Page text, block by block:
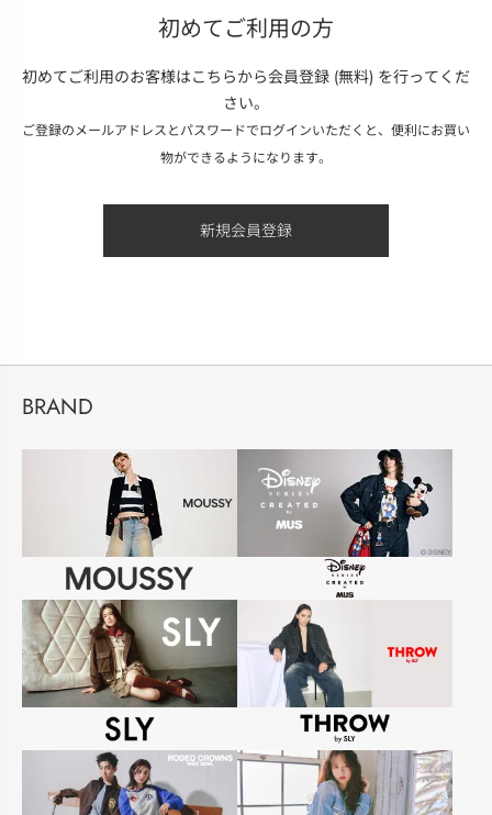
初めてご利用の方
初めてご利用のお客様はこちらから会員登録 (無料) を行ってくだ
さい。
ご登録のメールアドレスとパスワードでログインいただくと、便利にお買い
物ができるようになります。
BRAND